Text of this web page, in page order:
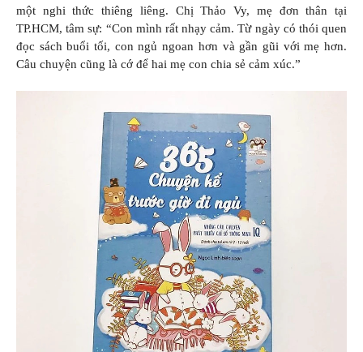
một nghi thức thiêng liêng. Chị Thảo Vy, mẹ đơn thân tại
TP.HCM, tâm sự: “Con mình rất nhạy cảm. Từ ngày có thói quen
đọc sách buổi tối, con ngủ ngoan hơn và gần gũi với mẹ hơn.
Câu chuyện cũng là cớ để hai mẹ con chia sẻ cảm xúc.”